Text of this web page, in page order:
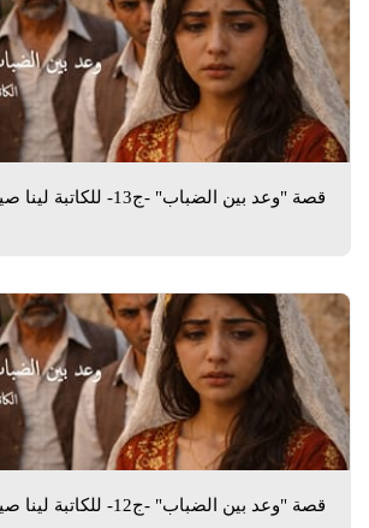
قصة "وعد بين الضباب" -ج13- للكاتبة لينا صياغة
قصة "وعد بين الضباب" -ج12- للكاتبة لينا صياغة